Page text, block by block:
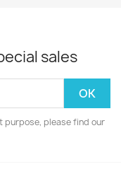
sales
purpose, please find our